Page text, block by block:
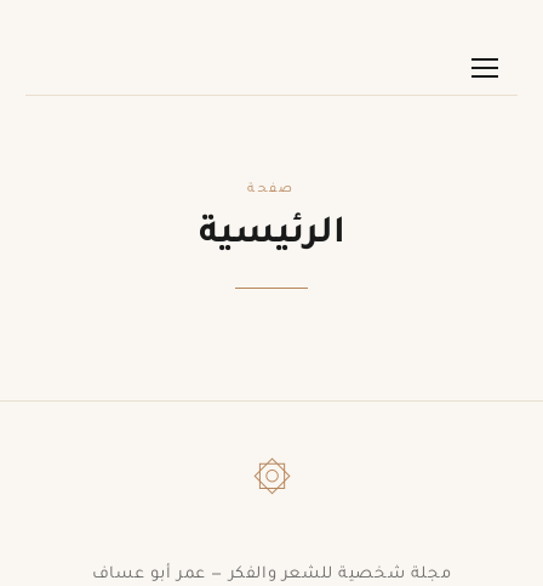
صفحة
الرئيسية
۞
مجلة شخصية للشعر والفكر — عمر أبو عساف